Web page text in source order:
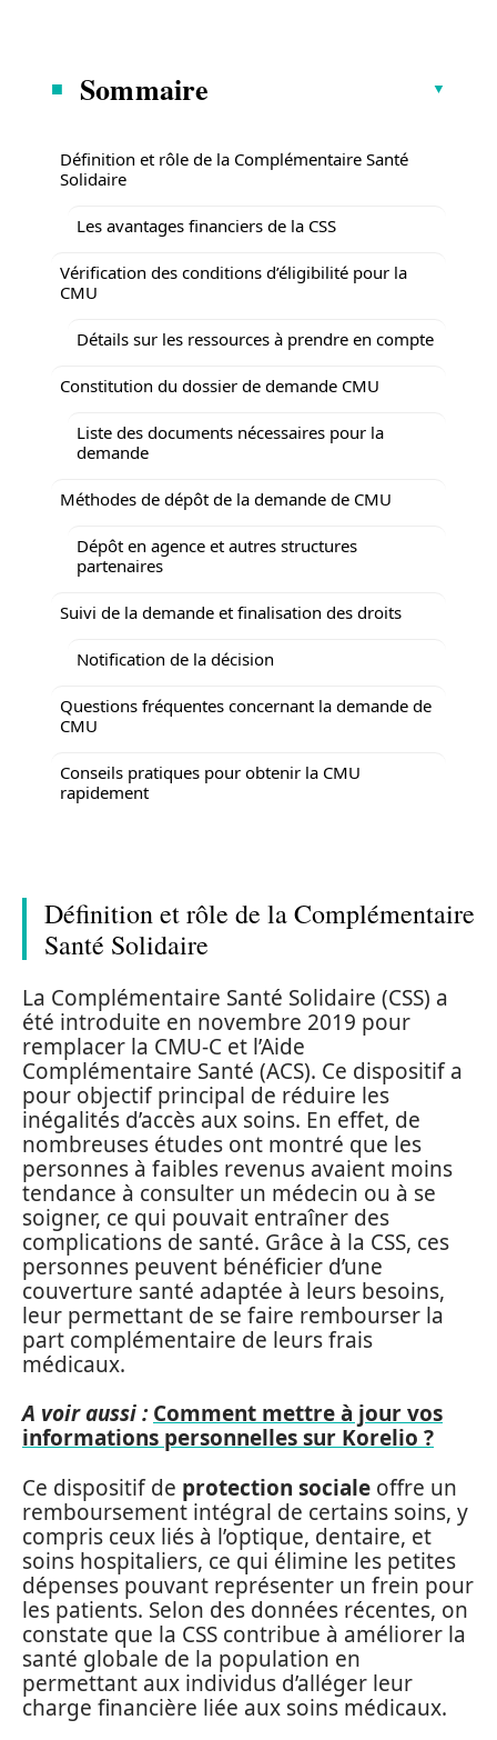
Sommaire
Définition et rôle de la Complémentaire Santé
Solidaire
Les avantages financiers de la CSS
Vérification des conditions d’éligibilité pour la
CMU
Détails sur les ressources à prendre en compte
Constitution du dossier de demande CMU
Liste des documents nécessaires pour la
demande
Méthodes de dépôt de la demande de CMU
Dépôt en agence et autres structures
partenaires
Suivi de la demande et finalisation des droits
Notification de la décision
Questions fréquentes concernant la demande de
CMU
Conseils pratiques pour obtenir la CMU
rapidement
Définition et rôle de la Complémentaire
Santé Solidaire
La Complémentaire Santé Solidaire (CSS) a
été introduite en novembre 2019 pour
remplacer la CMU-C et l’Aide
Complémentaire Santé (ACS). Ce dispositif a
pour objectif principal de réduire les
inégalités d’accès aux soins. En effet, de
nombreuses études ont montré que les
personnes à faibles revenus avaient moins
tendance à consulter un médecin ou à se
soigner, ce qui pouvait entraîner des
complications de santé. Grâce à la CSS, ces
personnes peuvent bénéficier d’une
couverture santé adaptée à leurs besoins,
leur permettant de se faire rembourser la
part complémentaire de leurs frais
médicaux.
A voir aussi : Comment mettre à jour vos
informations personnelles sur Korelio ?
Ce dispositif de protection sociale offre un
remboursement intégral de certains soins, y
compris ceux liés à l’optique, dentaire, et
soins hospitaliers, ce qui élimine les petites
dépenses pouvant représenter un frein pour
les patients. Selon des données récentes, on
constate que la CSS contribue à améliorer la
santé globale de la population en
permettant aux individus d’alléger leur
charge financière liée aux soins médicaux.